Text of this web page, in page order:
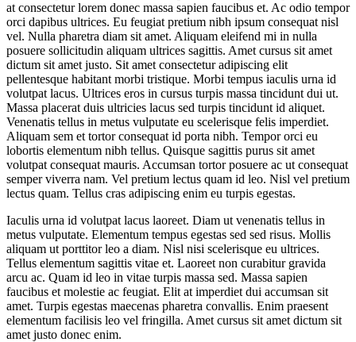
at consectetur lorem donec massa sapien faucibus et. Ac odio tempor
orci dapibus ultrices. Eu feugiat pretium nibh ipsum consequat nisl
vel. Nulla pharetra diam sit amet. Aliquam eleifend mi in nulla
posuere sollicitudin aliquam ultrices sagittis. Amet cursus sit amet
dictum sit amet justo. Sit amet consectetur adipiscing elit
pellentesque habitant morbi tristique. Morbi tempus iaculis urna id
volutpat lacus. Ultrices eros in cursus turpis massa tincidunt dui ut.
Massa placerat duis ultricies lacus sed turpis tincidunt id aliquet.
Venenatis tellus in metus vulputate eu scelerisque felis imperdiet.
Aliquam sem et tortor consequat id porta nibh. Tempor orci eu
lobortis elementum nibh tellus. Quisque sagittis purus sit amet
volutpat consequat mauris. Accumsan tortor posuere ac ut consequat
semper viverra nam. Vel pretium lectus quam id leo. Nisl vel pretium
lectus quam. Tellus cras adipiscing enim eu turpis egestas.
Iaculis urna id volutpat lacus laoreet. Diam ut venenatis tellus in
metus vulputate. Elementum tempus egestas sed sed risus. Mollis
aliquam ut porttitor leo a diam. Nisl nisi scelerisque eu ultrices.
Tellus elementum sagittis vitae et. Laoreet non curabitur gravida
arcu ac. Quam id leo in vitae turpis massa sed. Massa sapien
faucibus et molestie ac feugiat. Elit at imperdiet dui accumsan sit
amet. Turpis egestas maecenas pharetra convallis. Enim praesent
elementum facilisis leo vel fringilla. Amet cursus sit amet dictum sit
amet justo donec enim.